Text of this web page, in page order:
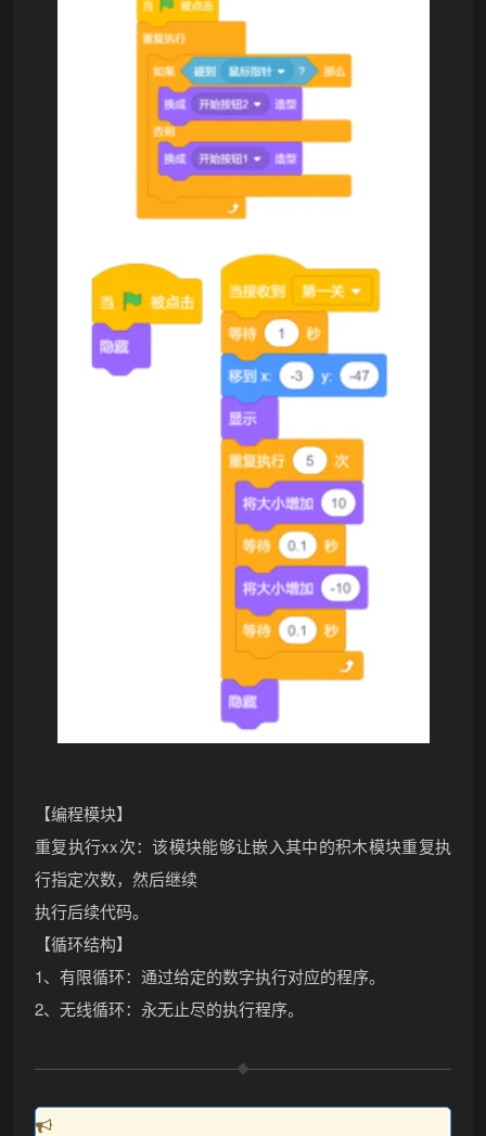
【编程模块】
重复执行xx次：该模块能够让嵌入其中的积木模块重复执
行指定次数，然后继续
执行后续代码。
【循环结构】
1、有限循环：通过给定的数字执行对应的程序。
2、无线循环：永无止尽的执行程序。